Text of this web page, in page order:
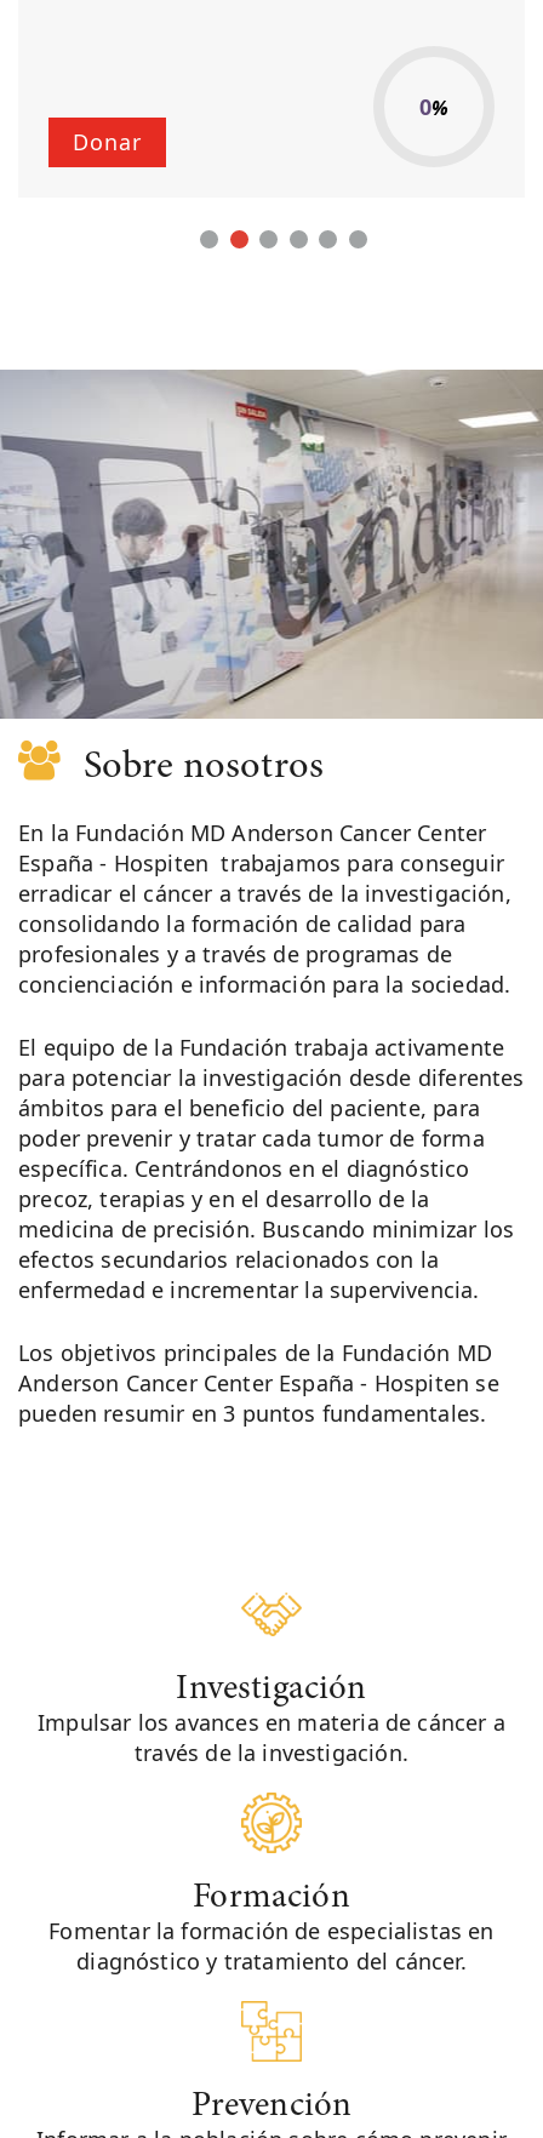
Donar
1%
Sobre nosotros
En la Fundación MD Anderson Cancer Center
España - Hospiten trabajamos para conseguir
erradicar el cáncer a través de la investigación,
consolidando la formación de calidad para
profesionales y a través de programas de
concienciación e información para la sociedad.
El equipo de la Fundación trabaja activamente
para potenciar la investigación desde diferentes
ámbitos para el beneficio del paciente, para
poder prevenir y tratar cada tumor de forma
específica. Centrándonos en el diagnóstico
precoz, terapias y en el desarrollo de la
medicina de precisión. Buscando minimizar los
efectos secundarios relacionados con la
enfermedad e incrementar la supervivencia.
Los objetivos principales de la Fundación MD
Anderson Cancer Center España - Hospiten se
pueden resumir en 3 puntos fundamentales.
Investigación
Impulsar los avances en materia de cáncer a
través de la investigación.
Formación
Fomentar la formación de especialistas en
diagnóstico y tratamiento del cáncer.
Prevención